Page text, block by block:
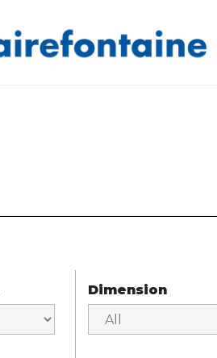
Dimension